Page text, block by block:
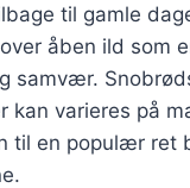
til gamle
åben ild som
samvær.
kan varieres på
til en populær ret